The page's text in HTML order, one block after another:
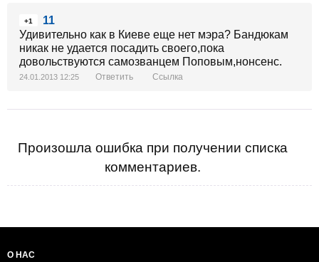
+1
11
Удивительно как в Киеве еще нет мэра? Бандюкам
никак не удается посадить своего,пока
довольствуются самозванцем Поповым,нонсенс.
24.01.2013 12:25 Ответить Ссылка
Произошла ошибка при получении списка
комментариев.
О НАС